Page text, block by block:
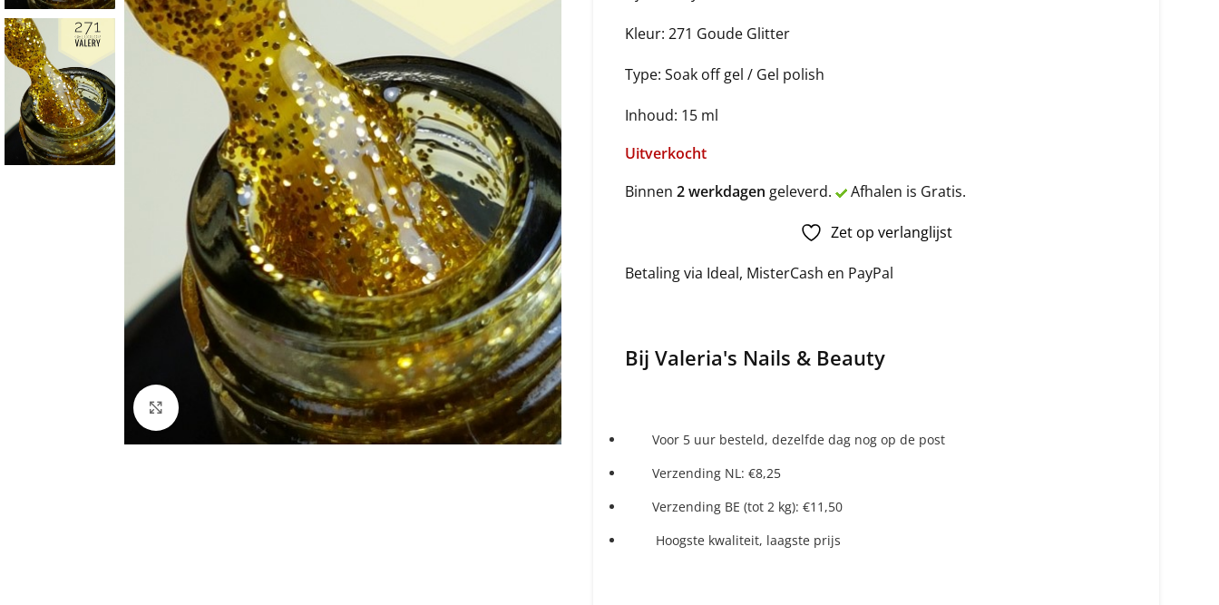
Click to enlarge
Kleur: 271 Goude Glitter
Type: Soak off gel / Gel polish
Inhoud: 15 ml
Uitverkocht
Binnen 2 werkdagen geleverd. Afhalen is Gratis.
Zet op verlanglijst
Betaling via Ideal, MisterCash en PayPal
Bij Valeria's Nails & Beauty
Voor 5 uur besteld, dezelfde dag nog op de post
Verzending NL: €8,25
Verzending BE (tot 2 kg): €11,50
Hoogste kwaliteit, laagste prijs